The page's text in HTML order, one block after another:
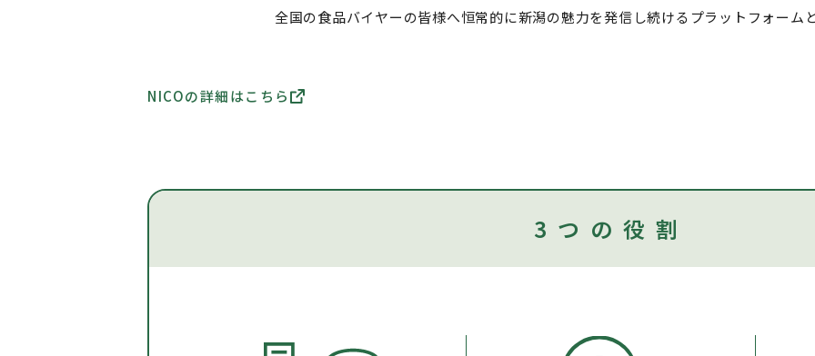
全国の食品バイヤーの皆様へ恒常的に新潟の魅力を発信し続けるプラットフォーム
NICOの詳細はこちら
3つの役割